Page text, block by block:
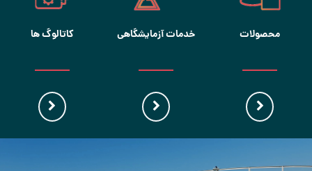
محصولات خدمات آزمایشگاهی کاتالوگ ها